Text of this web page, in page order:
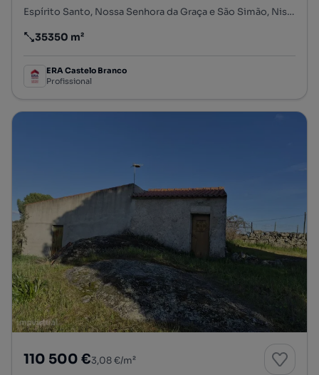
Espírito Santo, Nossa Senhora da Graça e São Simão, Nisa, Portalegre
Preço por metro quadrado
35350 m²
ERA Castelo Branco
Profissional
110 500 €3,08 €/m²